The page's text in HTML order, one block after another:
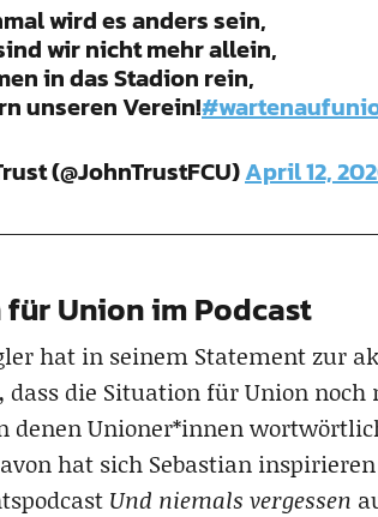
wird es anders sein,
wir nicht mehr allein,
in das Stadion rein,
unseren Verein!
(@JohnTrustFCU)April 12,
Union im Podcast
hat in seinem Statement zur
dass die Situation für Union
denen Unioner*innen
hat sich Sebastian
Und niemals vergessen